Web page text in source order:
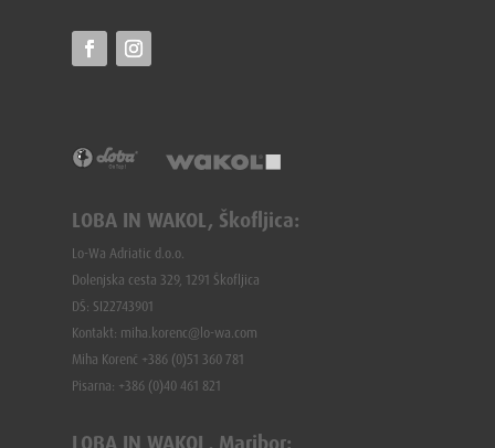
LOBA IN WAKOL, Škofljica:
Lo-Wa Adriatic d.o.o.
Dolenjska cesta 329, 1291 Škofljica
DŠ: SI22743901
Kontakt: miha.korenc@lo-wa.com
Miha Korenč +386 (0)51 360 781
Pisarna: +386 (0)40 461 821
LOBA IN WAKOL, Maribor: